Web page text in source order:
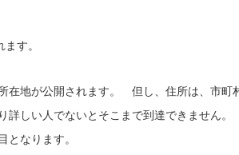
す。
在地が公開されます。 但し、住所は、市町
しい人でないとそこまで到達できません。
となります。